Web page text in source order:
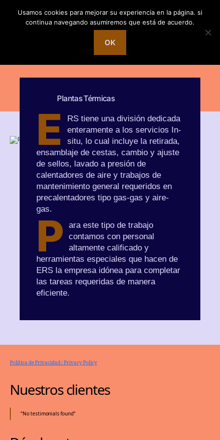
Energy
Plantas Térmicas
E
RS tiene una división dedicada
enteramente a los servicios In-
situ, lo cual incluye la retirada,
ensamblaje de cestas, cambio y ajuste
de sellos, lavado a presión de
calentadores de aire y trabajos de
mantenimiento general requeridos en
precalentadores tipo gas-gas y aire-
gas.
P
ara este tipo de trabajo
contamos con personal
altamente calificado y
herramientas especiales que hacen de
ERS la empresa idónea para completar
las tareas requeridas de manera
eficiente.
Política de Privacidad / Privacy Policy
Nuestros clientes
No testimonials found
Usamos cookies para mejorar su experiencia en la página. si
continua navegando asumiremos que está de acuerdo.
OK